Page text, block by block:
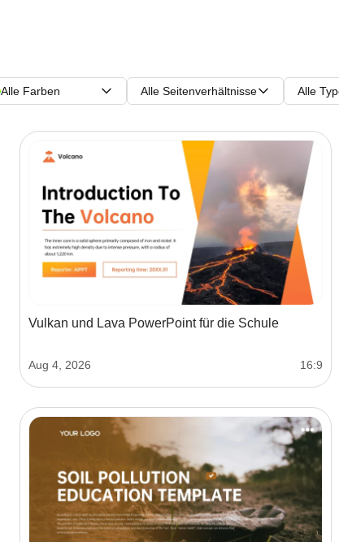
Alle Farben Alle Seitenverhältnisse Alle
Vulkan und Lava PowerPoint für die Schule
Aug 4, 2026 16:9